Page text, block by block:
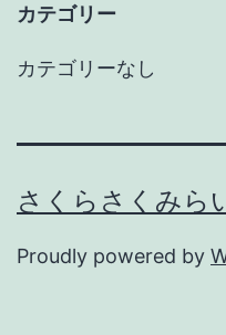
カテゴリー
カテゴリーなし
さくらさくみら
Proudly powered by